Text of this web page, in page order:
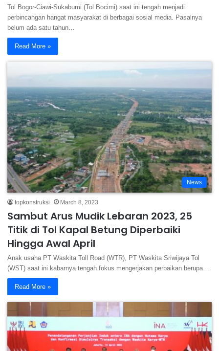
Tol Bogor-Ciawi-Sukabumi (Tol Bocimi) saat ini tengah menjadi
perbincangan hangat masyarakat di berbagai sosial media. Pasalnya
belum ada satu tahun…
Read More »
News
topkonstruksi March 8, 2023
Sambut Arus Mudik Lebaran 2023, 25
Titik di Tol Kapal Betung Diperbaiki
Hingga Awal April
Anak usaha PT Waskita Toll Road (WTR), PT Waskita Sriwijaya Tol
(WST) saat ini kabarnya tengah fokus mengerjakan perbaikan berupa…
Read More »